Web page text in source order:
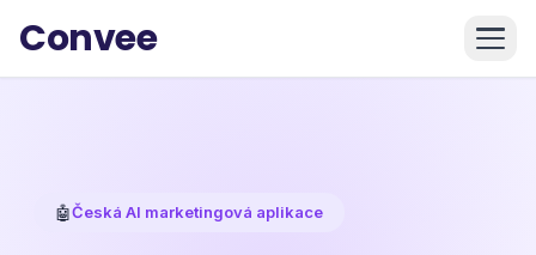
Convee
🤖Česká AI marketingová aplikace